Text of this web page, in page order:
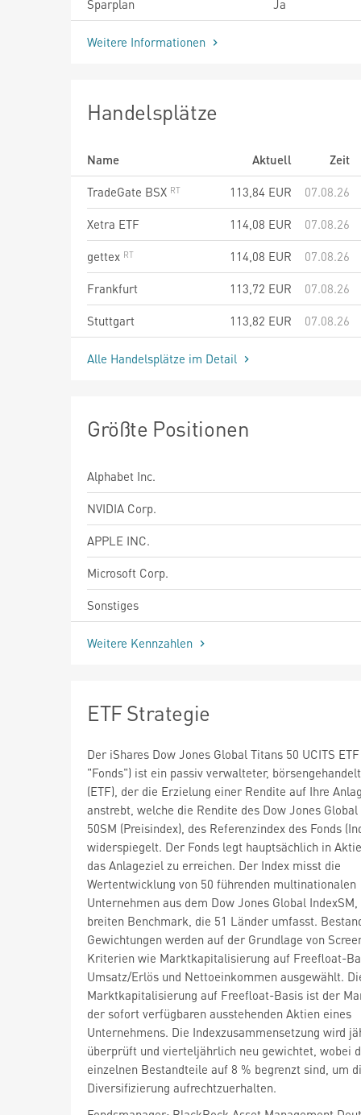
Sparplan
Ja
Weitere Informationen
Handelsplätze
Name Aktuell
Zeit
TradeGate BSX
113,84 EUR
07.08.26
Xetra ETF
114,08 EUR
07.08.26
gettex
114,08 EUR
07.08.26
Frankfurt
113,72 EUR
07.08.26
Stuttgart
113,82 EUR 07.08.26
Alle Handelsplätze im Detail
Größte Positionen
Alphabet Inc.
NVIDIA Corp.
APPLE INC.
Microsoft Corp.
Sonstiges
Weitere Kennzahlen
ETF Strategie
Der iShares Dow Jones Global Titans 50 UCITS
"Fonds") ist ein passiv verwalteter,
(ETF), der die Erzielung einer Rendite auf Ihre
anstrebt, welche die Rendite des Dow Jones
50SM (Preisindex), des Referenzindex des Fonds
widerspiegelt. Der Fonds legt hauptsächlich in
das Anlageziel zu erreichen. Der Index misst die
Wertentwicklung von 50 führenden multinationalen
Unternehmen aus dem Dow Jones Global
breiten Benchmark, die 51 Länder umfasst.
Gewichtungen werden auf der Grundlage von
Kriterien wie Marktkapitalisierung auf Freefloat-
Umsatz/Erlös und Nettoeinkommen ausgewählt.
Marktkapitalisierung auf Freefloat-Basis ist der
der sofort verfügbaren ausstehenden Aktien eines
Unternehmens. Die Indexzusammensetzung wird
überprüft und vierteljährlich neu gewichtet, wobei
einzelnen Bestandteile auf 8 % begrenzt sind, um
Diversifizierung aufrechtzuerhalten.